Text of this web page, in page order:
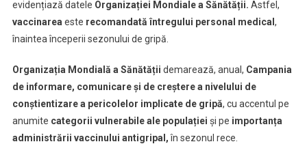
evidențiază datele Organizației Mondiale a Sănătății. Astfel,
vaccinarea este recomandată întregului personal medical,
înaintea începerii sezonului de gripă.
Organizația Mondială a Sănătății demarează, anual, Campania
de informare, comunicare și de creștere a nivelului de
conștientizare a pericolelor implicate de gripă, cu accentul pe
anumite categorii vulnerabile ale populației și pe importanța
administrării vaccinului antigripal,în sezonul rece.